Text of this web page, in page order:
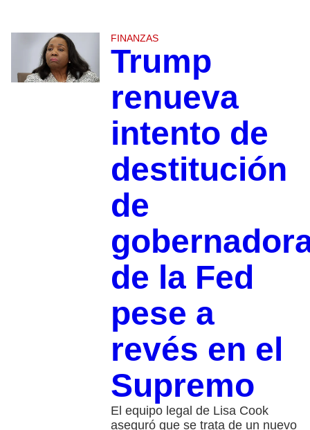
FINANZAS
Trump
renueva
intento de
destitución
de
de la Fed
pese a
revés en el
Supremo
El equipo legal de Lisa Cook
aseguró que se trata de un nuevo